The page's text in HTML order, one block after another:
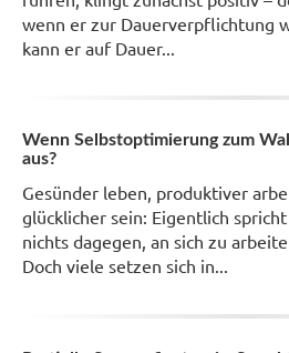
wenn er zur Dauerverpflichtung
kann er auf Dauer...
Wenn Selbstoptimierung zum
aus?
Gesünder leben, produktiver
glücklicher sein: Eigentlich spricht
nichts dagegen, an sich zu
Doch viele setzen sich in...